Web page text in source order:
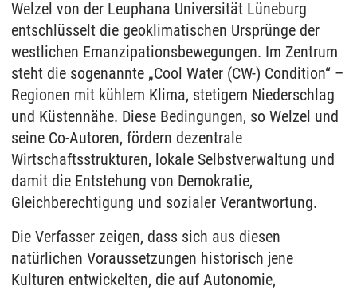
Welzel von der Leuphana Universität Lüneburg
entschlüsselt die geoklimatischen Ursprünge der
westlichen Emanzipationsbewegungen. Im Zentrum
steht die sogenannte „Cool Water (CW-) Condition“ –
Regionen mit kühlem Klima, stetigem Niederschlag
und Küstennähe. Diese Bedingungen, so Welzel und
seine Co-Autoren, fördern dezentrale
Wirtschaftsstrukturen, lokale Selbstverwaltung und
damit die Entstehung von Demokratie,
Gleichberechtigung und sozialer Verantwortung.
Die Verfasser zeigen, dass sich aus diesen
natürlichen Voraussetzungen historisch jene
Kulturen entwickelten, die auf Autonomie,